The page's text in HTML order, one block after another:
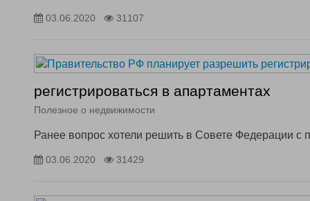
03.06.2020 31107
регистрироваться в апартаментах
Полезное о недвижимости
Ранее вопрос хотели решить в Совете Федерации с
03.06.2020 31429